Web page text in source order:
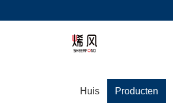
Huis Producten